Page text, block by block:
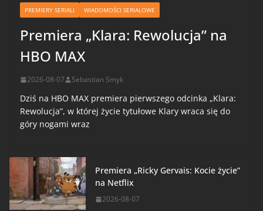
PREMIERY SERIALI WIADOMOŚCI SERIALOWE
Premiera „Klara: Rewolucja” na
HBO MAX
2026-08-07 Sebastian Smyk
Dziś na HBO MAX premiera pierwszego odcinka „Klara:
Rewolucja”, w której życie tytułowe Klary wraca się do
góry nogami wraz
Premiera „Ricky Gervais: Kocie życie”
na Netflix
2026-08-07